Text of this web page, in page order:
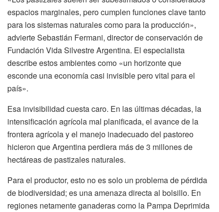
espacios marginales, pero cumplen funciones clave tanto
para los sistemas naturales como para la producción»,
advierte Sebastián Fermani, director de conservación de
Fundación Vida Silvestre Argentina. El especialista
describe estos ambientes como «un horizonte que
esconde una economía casi invisible pero vital para el
país».
Esa invisibilidad cuesta caro. En las últimas décadas, la
intensificación agrícola mal planificada, el avance de la
frontera agrícola y el manejo inadecuado del pastoreo
hicieron que Argentina perdiera más de 3 millones de
hectáreas de pastizales naturales.
Para el productor, esto no es solo un problema de pérdida
de biodiversidad; es una amenaza directa al bolsillo. En
regiones netamente ganaderas como la Pampa Deprimida